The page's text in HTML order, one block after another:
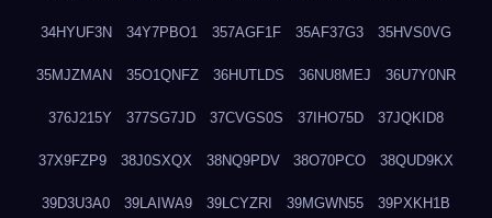
34HYUF3N 34Y7PBO1 357AGF1F 35AF37G3 35HVS0VG
35MJZMAN 35O1QNFZ 36HUTLDS 36NU8MEJ 36U7Y0NR
376J215Y 377SG7JD 37CVGS0S 37IHO75D 37JQKID8
37X9FZP9 38J0SXQX 38NQ9PDV 38O70PCO 38QUD9KX
39D3U3A0 39LAIWA9 39LCYZRI 39MGWN55 39PXKH1B